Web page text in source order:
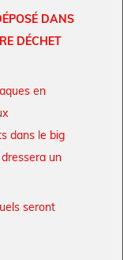
DANS
DÉCHET
en
dans le big
un
seront